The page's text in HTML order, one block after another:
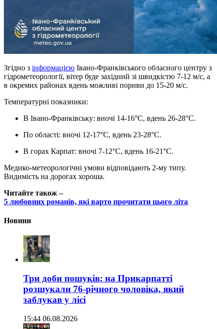
Згідно з інформацією Івано-Франківського обласного центру з
гідрометеорології, вітер буде західний зі швидкістю 7-12 м/с, а
в окремих районах вдень можливі пориви до 15-20 м/с.
Температурні показники:
В Івано-Франківську: вночі 14-16°C, вдень 26-28°C.
По області: вночі 12-17°C, вдень 23-28°C.
В горах Карпат: вночі 7-12°C, вдень 16-21°C.
Медико-метеорологічні умови відповідають 2-му типу.
Видимість на дорогах хороша.
Читайте також –
5 любовних романів, які варто прочитати цього літа
Новини
Три доби пошуків: на Прикарпатті
розшукали 76-річного чоловіка, який
заблукав у лісі
15:44 06.08.2026